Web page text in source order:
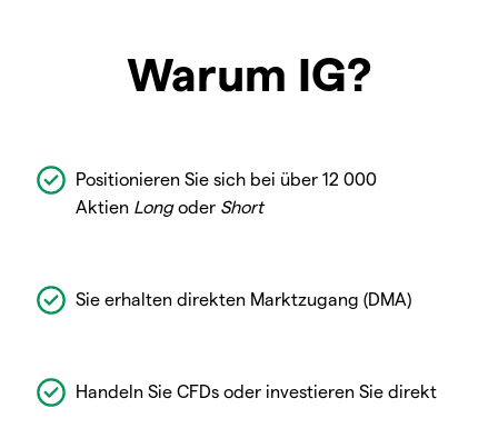
Warum IG?
Positionieren Sie sich bei über 12 000
Aktien Longoder Short
Sie erhalten direkten Marktzugang (DMA)
Handeln Sie CFDs oder investieren Sie direkt